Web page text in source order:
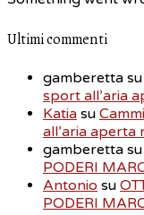
Ultimi commenti
gamberetta su
sport all’aria
Katia su
all’aria aperta
gamberetta su
PODERI
Antonio su
PODERI